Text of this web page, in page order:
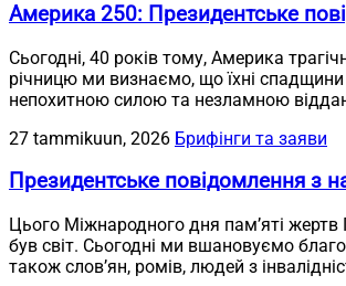
Америка 250: Президентське
Сьогодні, 40 років тому, Америка
річницю ми визнаємо, що їхні
непохитною силою та незламною
27 tammikuun, 2026 Брифінги та заяви
Президентське повідомлення з
Цього Міжнародного дня пам’яті жертв
був світ. Сьогодні ми вшановуємо
також слов’ян, ромів, людей з